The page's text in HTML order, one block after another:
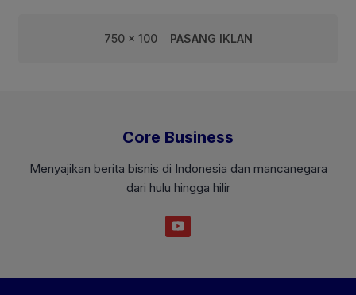
750 x 100 PASANG IKLAN
Core Business
Menyajikan berita bisnis di Indonesia dan mancanegara
dari hulu hingga hilir